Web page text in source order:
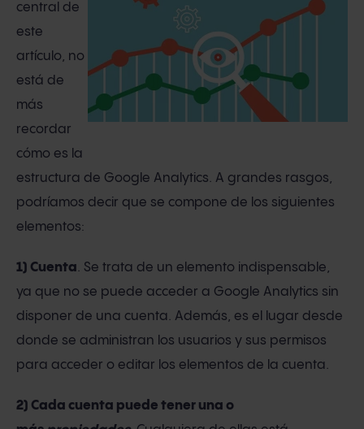
central de
este
artículo, no
está de
más
recordar
cómo es la
estructura de Google Analytics. A grandes rasgos,
podríamos decir que se compone de los siguientes
elementos:
1) Cuenta. Se trata de un elemento indispensable,
ya que no se puede acceder a Google Analytics sin
disponer de una cuenta. Además, es el lugar desde
donde se administran los usuarios y sus permisos
para acceder o editar los elementos de la cuenta.
2) Cada cuenta puede tener una o